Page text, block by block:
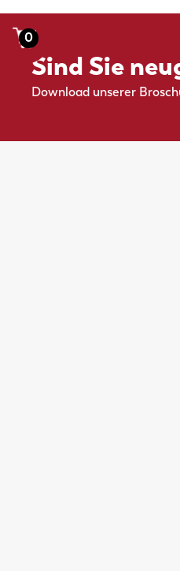
0
Sind Sie
Download unserer